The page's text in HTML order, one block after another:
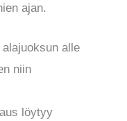
ajan.
alle
niin
löytyy